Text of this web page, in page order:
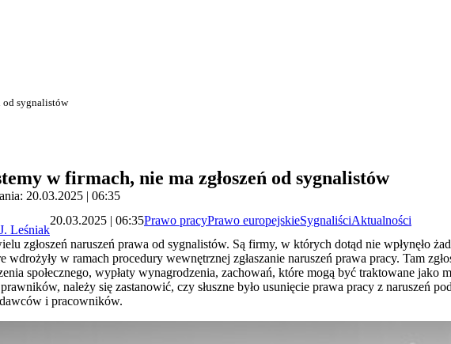
od sygnalistów
w firmach, nie ma zgłoszeń od sygnalistów
20.03.2025 | 06:35
Leśniak
20.03.2025 | 06:35Prawo pracyPrawo europejskieSygnaliściAktualności
zgłoszeń naruszeń prawa od sygnalistów. Są firmy, w których dotąd nie wpłynęło
wdrożyły w ramach procedury wewnętrznej zgłaszanie naruszeń prawa pracy. Tam
społecznego, wypłaty wynagrodzenia, zachowań, które mogą być traktowane jako
należy się zastanowić, czy słuszne było usunięcie prawa pracy z naruszeń
i pracowników.